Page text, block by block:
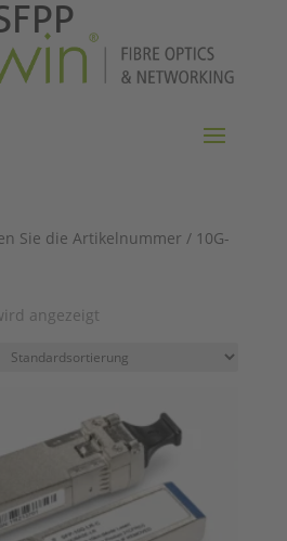
Sie die Artikelnummer / 10G-
angezeigt